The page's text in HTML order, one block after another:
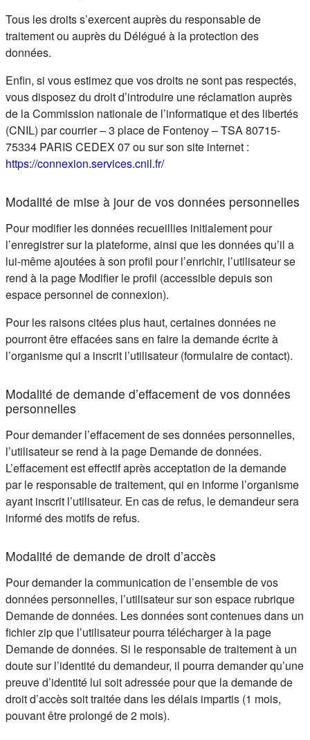
Tous les droits s’exercent auprès du responsable de
traitement ou auprès du Délégué à la protection des
données.
Enfin, si vous estimez que vos droits ne sont pas respectés,
vous disposez du droit d’introduire une réclamation auprès
de la Commission nationale de l’informatique et des libertés
(CNIL) par courrier – 3 place de Fontenoy – TSA 80715-
75334 PARIS CEDEX 07 ou sur son site internet :
https://connexion.services.cnil.fr/(s'ouvre dans un nouvel
Modalité de mise à jour de vos données personnelles
Pour modifier les données recueillies initialement pour
l’enregistrer sur la plateforme, ainsi que les données qu’il a
lui-même ajoutées à son profil pour l’enrichir, l’utilisateur se
rend à la page Modifier le profil (accessible depuis son
espace personnel de connexion).
Pour les raisons citées plus haut, certaines données ne
pourront être effacées sans en faire la demande écrite à
l’organisme qui a inscrit l’utilisateur (formulaire de contact).
Modalité de demande d’effacement de vos données
personnelles
Pour demander l’effacement de ses données personnelles,
l’utilisateur se rend à la page Demande de données.
L’effacement est effectif après acceptation de la demande
par le responsable de traitement, qui en informe l’organisme
ayant inscrit l’utilisateur. En cas de refus, le demandeur sera
informé des motifs de refus.
Modalité de demande de droit d’accès
Pour demander la communication de l’ensemble de vos
données personnelles, l’utilisateur sur son espace rubrique
Demande de données. Les données sont contenues dans un
fichier zip que l’utilisateur pourra télécharger à la page
Demande de données. Si le responsable de traitement à un
doute sur l’identité du demandeur, il pourra demander qu’une
preuve d’identité lui soit adressée pour que la demande de
droit d’accès soit traitée dans les délais impartis (1 mois,
pouvant être prolongé de 2 mois).